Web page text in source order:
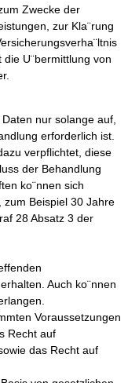
Zwecke der
zur Kla¨rung
U¨bermittlung von
nur solange auf,
erforderlich ist.
verpflichtet, diese
der Behandlung
ko¨nnen sich
zum Beispiel 30 Jahre
28 Absatz 3 der
Auch ko¨nnen
Voraussetzungen
Recht auf
das Recht auf